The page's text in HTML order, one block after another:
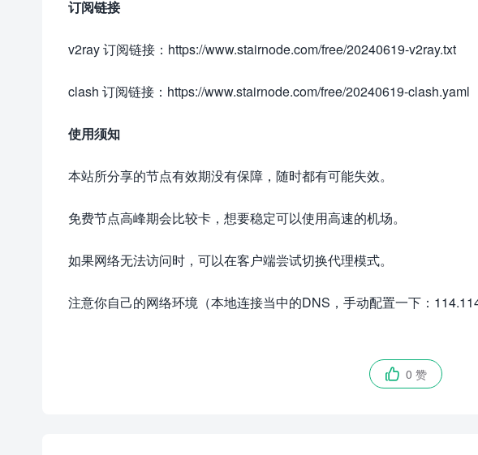
订阅链接
v2ray 订阅链接：https://www.stairnode.com/free/20240619-v2ray.txt
clash 订阅链接：https://www.stairnode.com/free/20240619-clash.yaml
使用须知
本站所分享的节点有效期没有保障，随时都有可能失效。
免费节点高峰期会比较卡，想要稳定可以使用高速的机场。
如果网络无法访问时，可以在客户端尝试切换代理模式。
注意你自己的网络环境（本地连接当中的DNS，手动配置一下：
 0 赞